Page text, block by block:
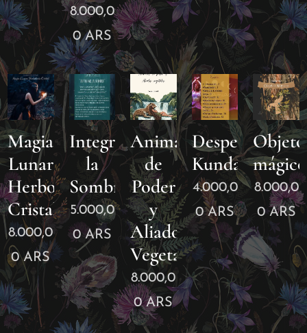
8.000,0
0ARS
Magia
Lunar
Herbolaria
Cristal
8.000,0
0ARS
Integrar
la
Sombra.
5.000,0
0ARS
Animales
de
Poder
y
Aliados
Vegetales
8.000,0
0ARS
Despertar
Kundalini
4.000,0
0ARS
8.000,0
0ARS